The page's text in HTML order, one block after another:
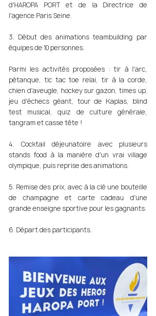
d'HAROPA PORT et de la Directrice de
l'agence Paris Seine.
3. Début des animations teambuilding par
équipes de 10 personnes.
Parmi les activités proposées : tir à l'arc,
pétanque, tic tac toe relai, tir à la corde,
chien d'aveugle, hockey sur gazon, times up,
jeu d'échecs géant, tour de Kaplas, blind
test musical, quiz de culture générale,
tangram et casse tête !
4. Cocktail déjeunatoire avec plusieurs
stands food à la manière d'un vrai village
olympique, puis reprise des animations.
5. Remise des prix, avec à la clé une bouteille
de champagne et carte cadeau d'une
6. Départ des participants.